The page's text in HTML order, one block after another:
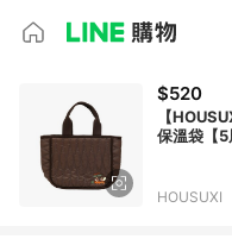
$520
【
保溫袋【5
HOUSUXI